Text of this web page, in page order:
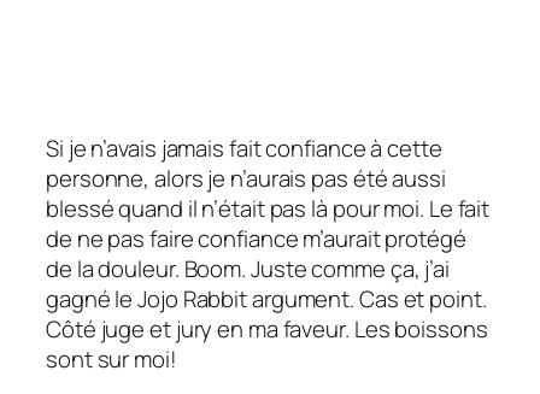
Si je n’avais jamais fait confiance à cette
personne, alors je n’aurais pas été aussi
blessé quand il n’était pas là pour moi. Le fait
de ne pas faire confiance m’aurait protégé
de la douleur. Boom. Juste comme ça, j’ai
gagné leJojo Rabbitargument. Cas et point.
Côté juge et jury en ma faveur. Les boissons
sont sur moi!